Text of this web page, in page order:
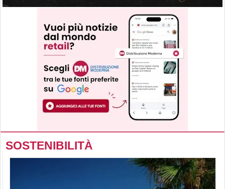
SOSTENIBILITÀ